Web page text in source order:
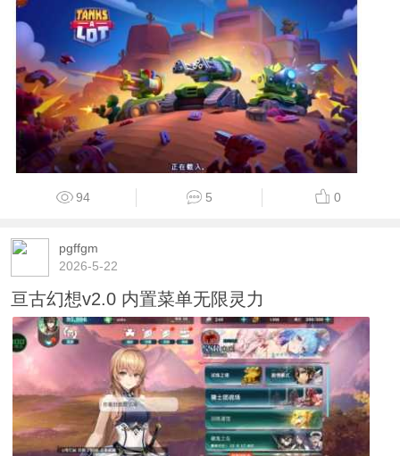
94 5 0
pgffgm
2026-5-22
亘古幻想v2.0 内置菜单无限灵力